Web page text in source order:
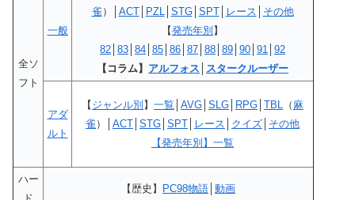
全ソ
フト
一般
雀 ）│ ACT│ PZL│ STG│ SPT│ レース
その他
【発売年別 】
82 83 84 85 86 87 88 89 90 91 92
【コラム】 アルフォス スタークルーザー
アダ
ルト
【 ジャンル別 】 一覧 AVG SLG RPG TBL （ 麻
雀 ）│ ACT STG SPT レース クイズ その他
【発売年別】一覧
ハー
【歴史】 PC98物語 動画